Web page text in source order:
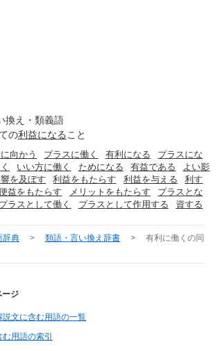
換え・類義語
の利益になる こと
向かう プラスに働く 有利になる
プラスにな
いい方に働く ためになる 有益である
よい影
を及ぼす 利益をもたらす 利益を与える
利す
益をもたらす メリットをもたらす
プラスとな
プラスとして働く プラスとして作用する 資する
辞典 > 類語・言い換え辞書 > 有利に働く の同
ージ
説文に含む用語の一覧
用語の索引